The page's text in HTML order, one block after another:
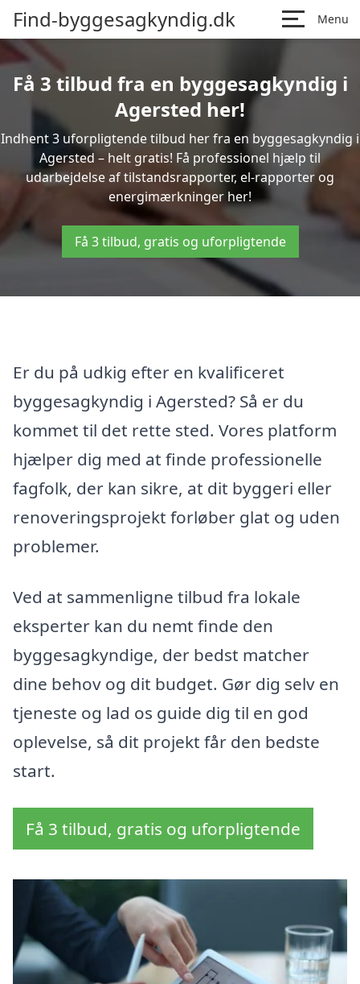
Find-byggesagkyndig.dk Menu
Få 3 tilbud fra en byggesagkyndig i
Agersted her!
Indhent 3 uforpligtende tilbud her fra en byggesagkyndig i
Agersted – helt gratis! Få professionel hjælp til
udarbejdelse af tilstandsrapporter, el-rapporter og
energimærkninger her!
Få 3 tilbud, gratis og uforpligtende
Er du på udkig efter en kvalificeret
byggesagkyndig i Agersted? Så er du
kommet til det rette sted. Vores platform
hjælper dig med at finde professionelle
fagfolk, der kan sikre, at dit byggeri eller
renoveringsprojekt forløber glat og uden
problemer.
Ved at sammenligne tilbud fra lokale
eksperter kan du nemt finde den
byggesagkyndige, der bedst matcher
dine behov og dit budget. Gør dig selv en
tjeneste og lad os guide dig til en god
oplevelse, så dit projekt får den bedste
start.
Få 3 tilbud, gratis og uforpligtende